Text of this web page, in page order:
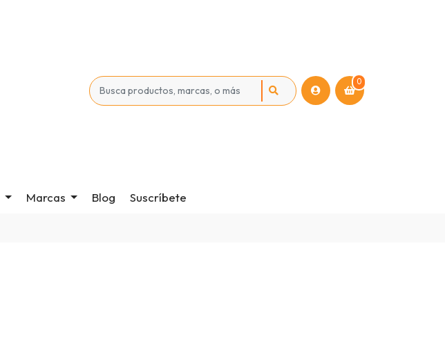
0
Marcas Blog Suscríbete